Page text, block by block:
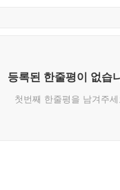
등록된 한줄평이 없습
첫번째 한줄평을 남겨주세